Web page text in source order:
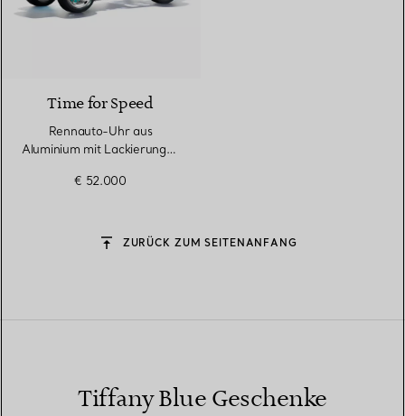
Time for Speed
Rennauto-Uhr aus
Aluminium mit Lackierung in
€ 52.000
ZURÜCK ZUM SEITENANFANG
Tiffany Blue Geschenke